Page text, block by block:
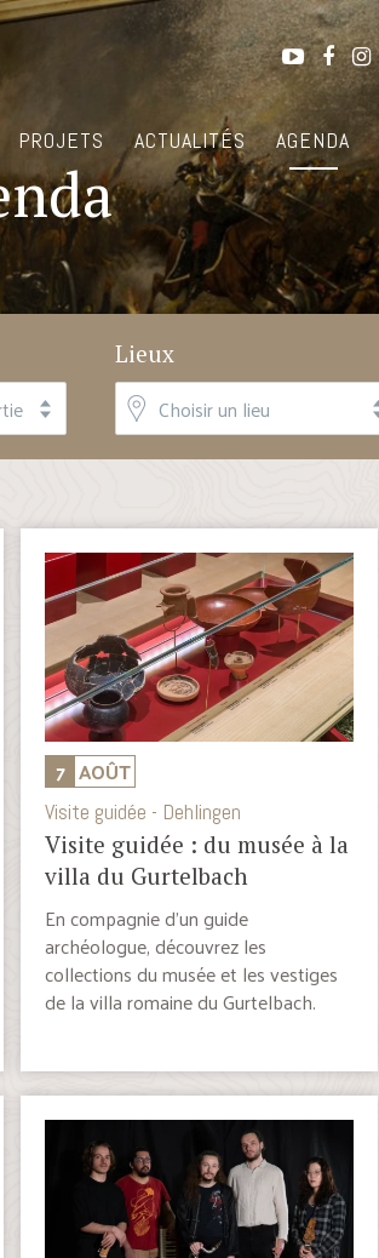
PROJETS ACTUALITÉS AGENDA
Lieux
7 AOÛT
Visite guidée - Dehlingen
Visite guidée : du musée à la
villa du Gurtelbach
En compagnie d’un guide
archéologue, découvrez les
collections du musée et les vestiges
de la villa romaine du Gurtelbach.